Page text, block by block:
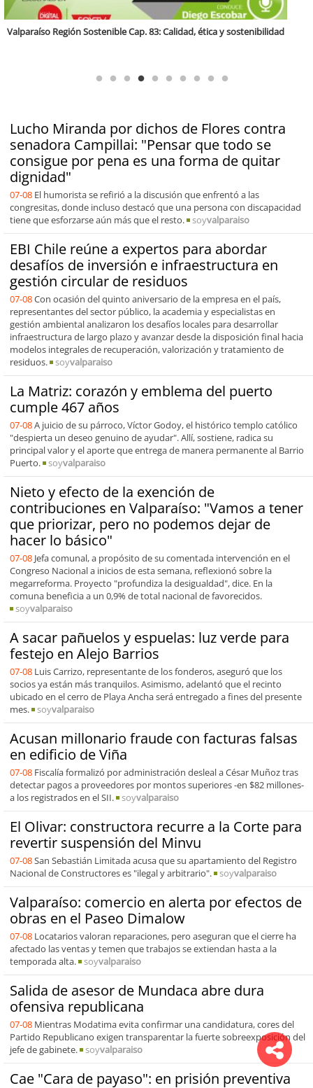
Región Sostenible Cap 60: Economía circular y desarrollo regional
Lucho Miranda por dichos de Flores contra
senadora Campillai: "Pensar que todo se
consigue por pena es una forma de quitar
dignidad"
07-08 El humorista se refirió a la discusión que enfrentó a las
congresitas, donde incluso destacó que una persona con discapacidad
tiene que esforzarse aún más que el resto.
soyvalparaiso
EBI Chile reúne a expertos para abordar
desafíos de inversión e infraestructura en
gestión circular de residuos
07-08Con ocasión del quinto aniversario de la empresa en el país,
representantes del sector público, la academia y especialistas en
gestión ambiental analizaron los desafíos locales para desarrollar
infraestructura de largo plazo y avanzar desde la disposición final hacia
modelos integrales de recuperación, valorización y tratamiento de
residuos.
soyvalparaiso
La Matriz: corazón y emblema del puerto
cumple 467 años
07-08A juicio de su párroco, Víctor Godoy, el histórico templo católico
"despierta un deseo genuino de ayudar". Allí, sostiene, radica su
principal valor y el aporte que entrega de manera permanente al Barrio
Puerto.
soyvalparaiso
Nieto y efecto de la exención de
contribuciones en Valparaíso: "Vamos a tener
que priorizar, pero no podemos dejar de
hacer lo básico"
07-08 Jefa comunal, a propósito de su comentada intervención en el
Congreso Nacional a inicios de esta semana, reflexionó sobre la
megarreforma. Proyecto "profundiza la desigualdad", dice. En la
comuna beneficia a un 0,9% de total nacional de favorecidos.
soyvalparaiso
A sacar pañuelos y espuelas: luz verde para
festejo en Alejo Barrios
07-08 Luis Carrizo, representante de los fonderos, aseguró que los
socios ya están más tranquilos. Asimismo, adelantó que el recinto
ubicado en el cerro de Playa Ancha será entregado a fines del presente
mes.
soyvalparaiso
Acusan millonario fraude con facturas falsas
en edificio de Viña
07-08 Fiscalía formalizó por administración desleal a César Muñoz tras
detectar pagos a proveedores por montos superiores -en $82 millones-
a los registrados en el SII.
soyvalparaiso
El Olivar: constructora recurre a la Corte para
revertir suspensión del Minvu
07-08San Sebastián Limitada acusa que su apartamiento del Registro
Nacional de Constructores es "ilegal y arbitrario".
soyvalparaiso
Valparaíso: comercio en alerta por efectos de
obras en el Paseo Dimalow
07-08 Locatarios valoran reparaciones, pero aseguran que el cierre ha
afectado las ventas y temen que trabajos se extiendan hasta a la
temporada alta.
soyvalparaiso
Salida de asesor de Mundaca abre dura
ofensiva republicana
07-08 Mientras Modatima evita confirmar una candidatura, cores del
Partido Republicano exigen transparentar la fuerte sobreexposición del
jefe de gabinete.
soyvalparaiso
Cae "Cara de payaso": en prisión preventiva